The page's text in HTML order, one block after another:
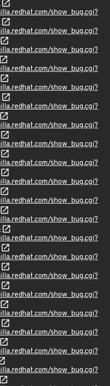
show_bug.cgi?
show_bug.cgi?
show_bug.cgi?
show_bug.cgi?
show_bug.cgi?
show_bug.cgi?
show_bug.cgi?
show_bug.cgi?
show_bug.cgi?
show_bug.cgi?
show_bug.cgi?
show_bug.cgi?
show_bug.cgi?
show_bug.cgi?
show_bug.cgi?
show_bug.cgi?
show_bug.cgi?
show_bug.cgi?
show_bug.cgi?
show_bug.cgi?